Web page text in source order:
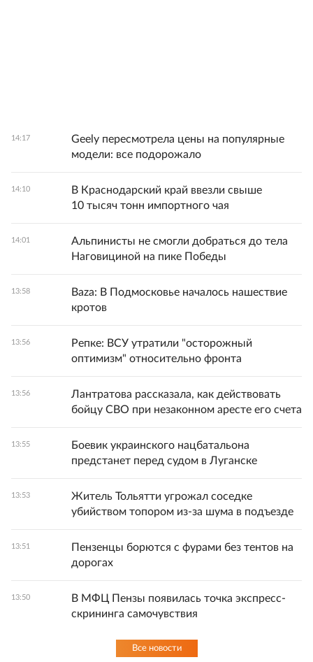
14:17
Geely пересмотрела цены на популярные
модели: все подорожало
14:10
В Краснодарский край ввезли свыше
10 тысяч тонн импортного чая
14:01
Альпинисты не смогли добраться до тела
Наговициной на пике Победы
13:58
Baza: В Подмосковье началось нашествие
кротов
13:56
Репке: ВСУ утратили "осторожный
оптимизм" относительно фронта
13:56
Лантратова рассказала, как действовать
бойцу СВО при незаконном аресте его счета
13:55
Боевик украинского нацбатальона
предстанет перед судом в Луганске
13:53
Житель Тольятти угрожал соседке
убийством топором из-за шума в подъезде
13:51
Пензенцы борются с фурами без тентов на
дорогах
13:50
В МФЦ Пензы появилась точка экспресс-
скрининга самочувствия
Все новости